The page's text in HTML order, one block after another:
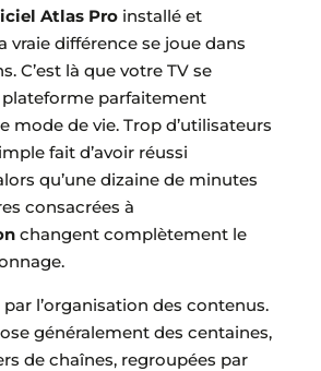
Atlas Proinstallé et
vraie différence se joue dans
C’est là que votre TV se
parfaitement
mode de vie. Trop d’utilisateurs
fait d’avoir réussi
qu’une dizaine de minutes
consacrées à
changent complètement le
l’organisation des contenus.
généralement des centaines,
de chaînes, regroupées par